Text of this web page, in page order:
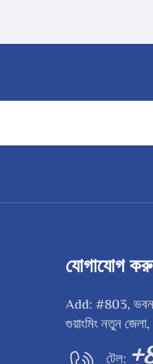
যোগাযোগ
Add: #803, ভবন
গুয়াংমিং নতুন
টেল: